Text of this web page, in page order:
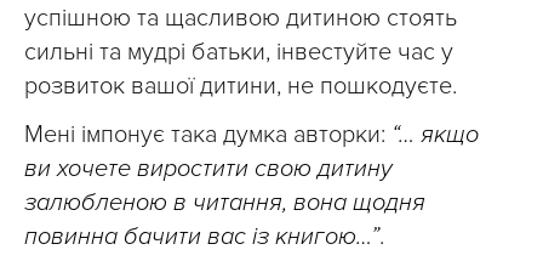
успішною та щасливою дитиною стоять
сильні та мудрі батьки, інвестуйте час у
розвиток вашої дитини, не пошкодуєте.
Мені імпонує така думка авторки: “… якщо
ви хочете виростити свою дитину
залюбленою в читання, вона щодня
повинна бачити вас із книгою…”.